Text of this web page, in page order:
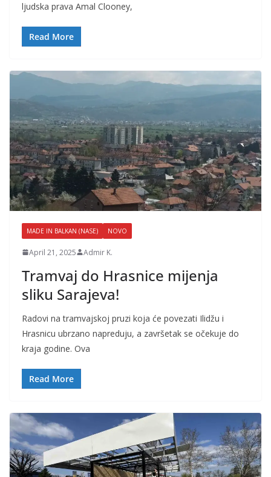
ljudska prava Amal Clooney,
Read More
MADE IN BALKAN (NASE) NOVO
April 21, 2025 Admir K.
Tramvaj do Hrasnice mijenja
sliku Sarajeva!
Radovi na tramvajskoj pruzi koja će povezati Ilidžu i
Hrasnicu ubrzano napreduju, a završetak se očekuje do
kraja godine. Ova
Read More